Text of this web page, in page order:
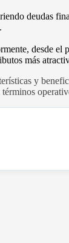
deudas
desde
más
y
términos